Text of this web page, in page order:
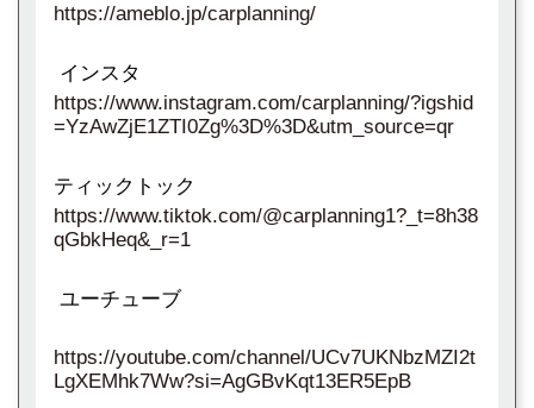
https://ameblo.jp/carplanning/
インスタ
https://www.instagram.com/carplanning/?igshid
=YzAwZjE1ZTI0Zg%3D%3D&utm_source=qr
ティックトック
https://www.tiktok.com/@carplanning1?_t=8h38
qGbkHeq&_r=1
ユーチューブ
https://youtube.com/channel/UCv7UKNbzMZI2t
LgXEMhk7Ww?si=AgGBvKqt13ER5EpB